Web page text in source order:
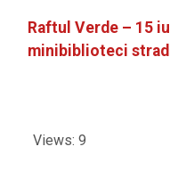
Raftul Verde – 15
minibiblioteci
Views: 9